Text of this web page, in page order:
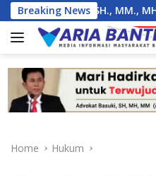
Skip
to
content
Breaking News
SH., MM., MH. : Hukum
Home Hukum